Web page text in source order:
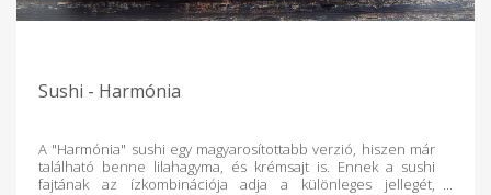
Sushi - Harmónia
A "Harmónia" sushi egy magyarosítottabb verzió, hiszen már
található benne lilahagyma, és krémsajt is. Ennek a sushi
fajtának az ízkombinációja adja a különleges jellegét,